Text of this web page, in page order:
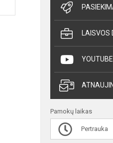
Pamokų laikas
Pertrauka